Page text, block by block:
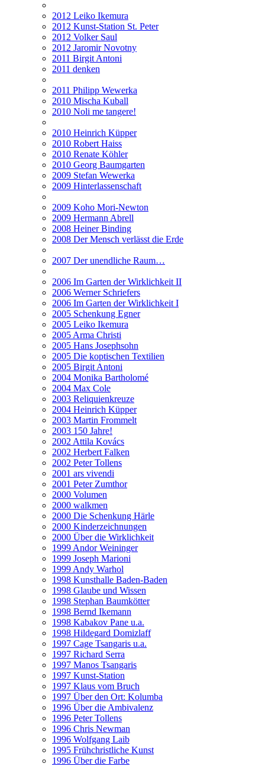
2012 Leiko Ikemura
2012 Kunst-Station St. Peter
2012 Volker Saul
2012 Jaromir Novotny
2011 Birgit Antoni
2011 denken
2011 Philipp Wewerka
2010 Mischa Kuball
2010 Noli me tangere!
2010 Heinrich Küpper
2010 Robert Haiss
2010 Renate Köhler
2010 Georg Baumgarten
2009 Stefan Wewerka
2009 Hinterlassenschaft
2009 Koho Mori-Newton
2009 Hermann Abrell
2008 Heiner Binding
2008 Der Mensch verlässt die Erde
2007 Der unendliche Raum…
2006 Im Garten der Wirklichkeit II
2006 Werner Schriefers
2006 Im Garten der Wirklichkeit I
2005 Schenkung Egner
2005 Leiko Ikemura
2005 Arma Christi
2005 Hans Josephsohn
2005 Die koptischen Textilien
2005 Birgit Antoni
2004 Monika Bartholomé
2004 Max Cole
2003 Reliquienkreuze
2004 Heinrich Küpper
2003 Martin Frommelt
2003 150 Jahre!
2002 Attila Kovács
2002 Herbert Falken
2002 Peter Tollens
2001 ars vivendi
2001 Peter Zumthor
2000 Volumen
2000 walkmen
2000 Die Schenkung Härle
2000 Kinderzeichnungen
2000 Über die Wirklichkeit
1999 Andor Weininger
1999 Joseph Marioni
1999 Andy Warhol
1998 Kunsthalle Baden-Baden
1998 Glaube und Wissen
1998 Stephan Baumkötter
1998 Bernd Ikemann
1998 Kabakov Pane u.a.
1998 Hildegard Domizlaff
1997 Cage Tsangaris u.a.
1997 Richard Serra
1997 Manos Tsangaris
1997 Kunst-Station
1997 Klaus vom Bruch
1997 Über den Ort: Kolumba
1996 Über die Ambivalenz
1996 Peter Tollens
1996 Chris Newman
1996 Wolfgang Laib
1995 Frühchristliche Kunst
1996 Über die Farbe